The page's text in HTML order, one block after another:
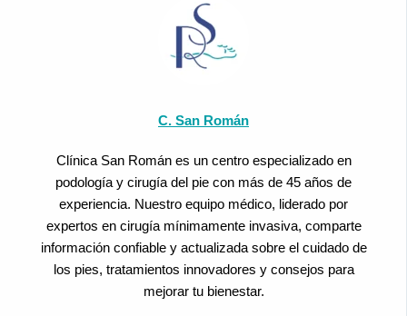
C. San Román
Clínica San Román es un centro especializado en
podología y cirugía del pie con más de 45 años de
experiencia. Nuestro equipo médico, liderado por
expertos en cirugía mínimamente invasiva, comparte
información confiable y actualizada sobre el cuidado de
los pies, tratamientos innovadores y consejos para
mejorar tu bienestar.